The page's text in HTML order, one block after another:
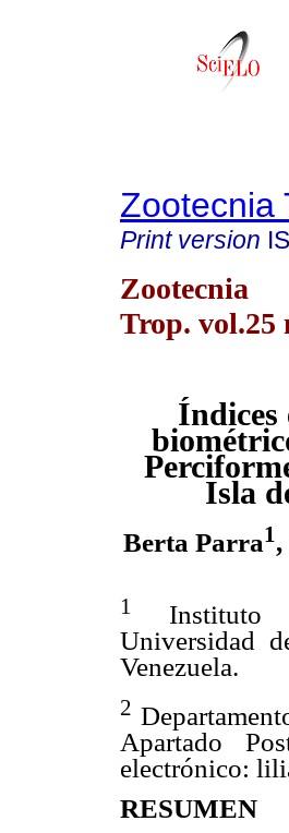
Zootecnia
Print version
Zootecnia
Trop. vol.25
Índices
Isla
Berta Parra1
1
Instituto
Universidad
Venezuela.
2
Apartado
electrónico:
RESUMEN